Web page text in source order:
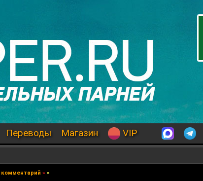
Переводы Магазин VIP
комментарий » »